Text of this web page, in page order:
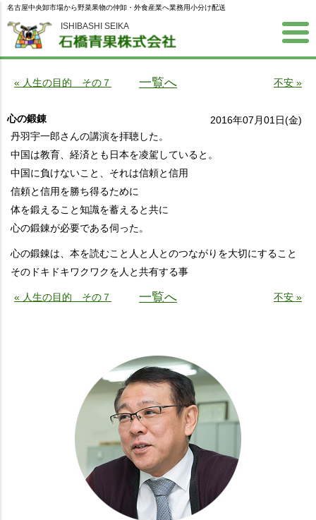
ISHIBASHI SEIKA
名古屋中央卸市場から野菜果物の仲卸・外食産業へ業務用小分け配送
« 人生の目的 その７ 一覧へ 不安 »
心の鍛錬
2016年07月01日(金)
丹羽宇一郎さんの講演を拝聴した。
中国は教育、経済とも日本を凌駕していると。
中国に負けないこと、それは信頼と信用
信頼と信用を勝ち得るために
体を鍛えること知識を蓄えると共に
心の鍛錬が必要である伺った。
心の鍛錬は、本を読むこと人と人とのつながりを大切にすること
そのドキドキワクワクを人と共有する事
« 人生の目的 その７ 一覧へ 不安 »